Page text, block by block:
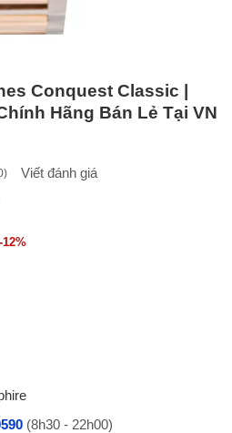
Conquest Classic |
Hãng Bán Lẻ Tại VN
Viết đánh giá
12%
(8h30 - 22h00)